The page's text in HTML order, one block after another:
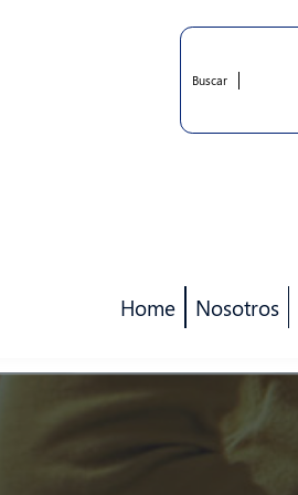
Home Nosotros